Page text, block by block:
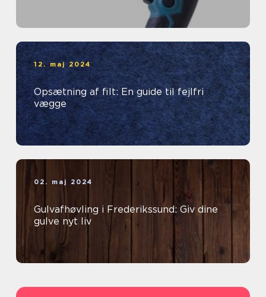
12. maj 2024
Opsætning af filt: En guide til fejlfri
vægge
02. maj 2024
Gulvafhøvling i Frederikssund: Giv dine
gulve nyt liv